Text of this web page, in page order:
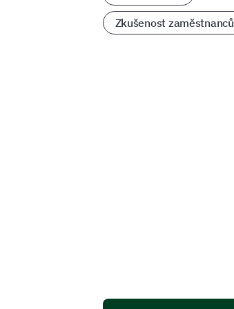
Zkušenost zaměstnanců